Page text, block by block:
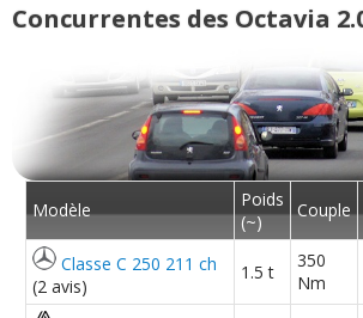
Concurrentes des Octavia
Modèle
Poids
(~)
Couple
Classe C 250 211 ch
(2 avis)
1.5 t
350
Nm